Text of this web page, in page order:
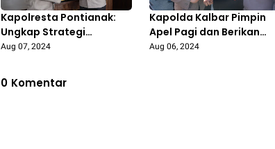
Kapolresta Pontianak:
Ungkap Strategi
Penanganan Konflik
Dari Tim (STIK) Lemdiklat
Polri
Aug 07, 2024
Kapolda Kalbar Pimpin
Apel Pagi dan Berikan
Arahan Khusus Kepada
Aug 06, 2024
0 Komentar